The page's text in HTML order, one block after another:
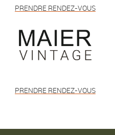
PRENDRE RENDEZ-VOUS
PRENDRE RENDEZ-VOUS